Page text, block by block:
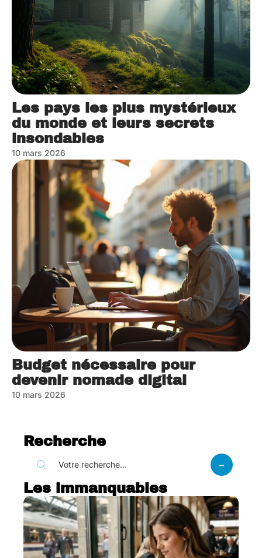
Les pays les plus mystérieux
du monde et leurs secrets
insondables
10 mars 2026
Budget nécessaire pour
devenir nomade digital
10 mars 2026
Recherche
Les immanquables